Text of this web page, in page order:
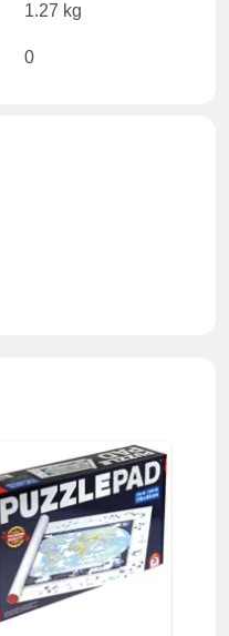
1.27 kg
0